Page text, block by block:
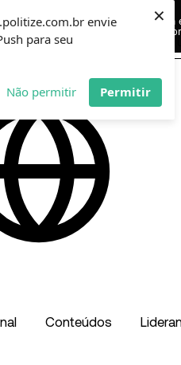
envie
para seu
Não permitir Permitir
×
CO
Conteúdos
você tenha a melhor